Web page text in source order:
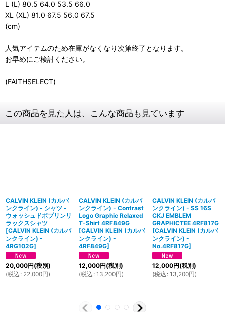
L (L) 80.5 64.0 53.5 66.0
XL (XL) 81.0 67.5 56.0 67.5
(cm)
人気アイテムのため在庫がなくなり次第終了となります。
お早めにご検討ください。
(FAITHSELECT)
この商品を見た人は、こんな商品も見ています
CALVIN KLEIN (カルバ
ンクライン) - シャツ -
ウォッシュドポプリンリ
ラックスシャツ
[CALVIN KLEIN (カルバ
ンクライン) -
4RG102G]
20,000円(税別)
(税込 : 22,000円)
CALVIN KLEIN (カルバ
ンクライン) - Contrast
Logo Graphic Relaxed
T-Shirt 4RF849G
[CALVIN KLEIN (カルバ
ンクライン) -
4RF849G]
12,000円(税別)
(税込 : 13,200円)
CALVIN KLEIN (カルバ
ンクライン) - SS 16S
CKJ EMBLEM
GRAPHICTEE 4RF817G
[CALVIN KLEIN (カルバ
ンクライン) -
No.4RF817G]
12,000円(税別)
(税込 : 13,200円)